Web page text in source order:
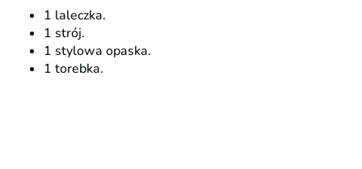
1 laleczka.
1 strój.
1 stylowa opaska.
1 torebka.